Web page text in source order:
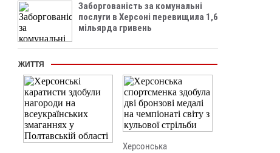
Заборгованість за комунальні
послуги в Херсоні перевищила 1,6
мільярда гривень
ЖИТТЯ
Херсонська